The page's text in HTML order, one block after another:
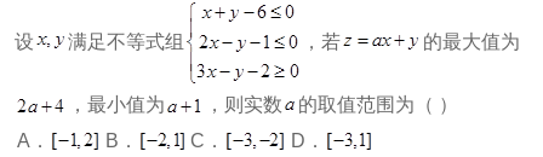
设 满足不等式组 ，若 的最大值为
，最小值为 ，则实数
的取值范围为（ ）
A．
B． C．
D．